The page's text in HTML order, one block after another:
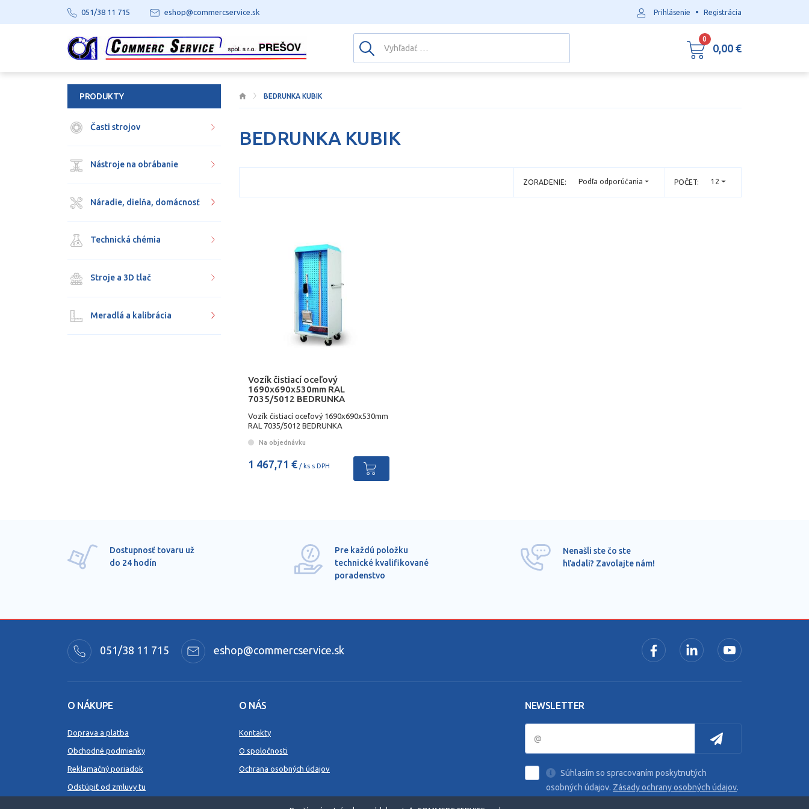
BEDRUNKA KUBIK
BEDRUNKA KUBIK
POČET: 12
ZORADENIE: Podľa odporúčania
Vozík čistiací oceľový
1690x690x530mm RAL
7035/5012 BEDRUNKA
Vozík čistiací oceľový 1690x690x530mm
RAL 7035/5012 BEDRUNKA
Na objednávku
1 467,71 € / ks s DPH
PRODUKTY
Časti strojov
Nástroje na obrábanie
Náradie, dielňa, domácnosť
Technická chémia
Stroje a 3D tlač
Meradlá a kalibrácia
Dostupnosť tovaru už
do 24 hodín
Pre každú položku
technické kvalifikované
poradenstvo
Nenašli ste čo ste
hľadali? Zavolajte nám!
051/38 11 715 eshop@commercservice.sk
O NÁKUPE
Doprava a platba
Obchodné podmienky
Reklamačný poriadok
Odstúpiť od zmluvy tu
O NÁS
Kontakty
O spoločnosti
Ochrana osobných údajov
NEWSLETTER
Súhlasím so spracovaním poskytnutých
osobných údajov. Zásady ochrany osobných údajov.
051/38 11 715 eshop@commercservice.sk Prihlásenie • Registrácia
0
0,00 €